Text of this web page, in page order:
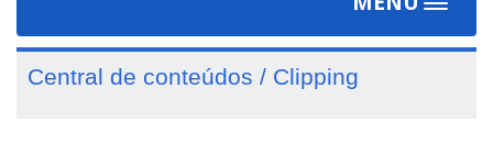
Toggle
Central de conteúdos / Clipping